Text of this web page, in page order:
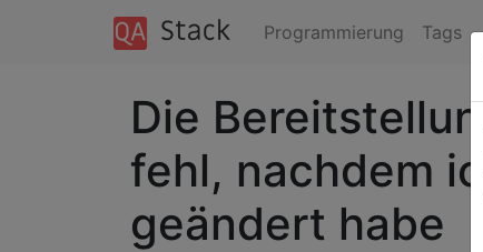
Programmierung Tags
Die
fehl, nachdem
geändert habe